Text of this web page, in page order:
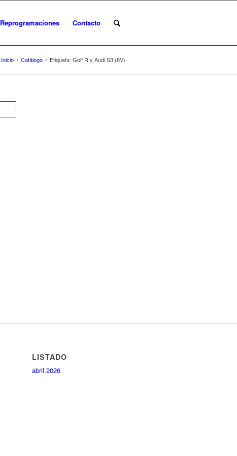
Reprogramaciones Contacto
Inicio / Catálogo / Etiqueta: Golf R y Audi S3 (8V)
LISTADO
abril 2026